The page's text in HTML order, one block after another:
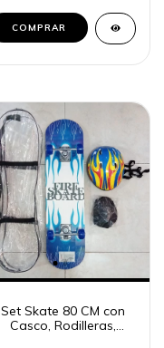
Set Skate 80 CM con
Casco, Rodilleras,